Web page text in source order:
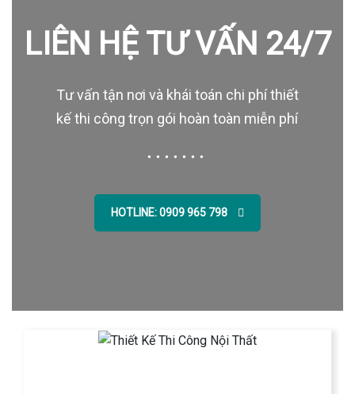
LIÊN HỆ TƯ VẤN 24/7
Tư vấn tận nơi và khái toán chi phí thiết
kế thi công trọn gói hoàn toàn miễn phí
HOTLINE: 0909 965 798